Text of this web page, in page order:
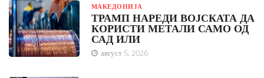
МАКЕДОНИЈА
ТРАМП НАРЕДИ ВОЈСКАТА ДА
КОРИСТИ МЕТАЛИ САМО ОД
САД ИЛИ
август 5, 2026